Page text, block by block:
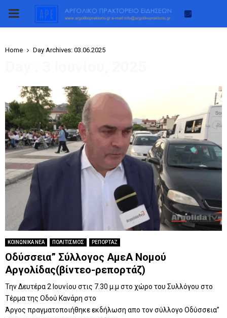
PRIMARY
Home Day Archives: 03.06.2025
ΚΟΙΝΩΝΙΚΑ ΝΕΑ ΠΟΛΙΤΙΣΜΟΣ ΡΕΠΟΡΤΑΖ
Οδύσσεια” Σύλλογος ΑμεΑ Νομού
Αργολίδας(βίντεο-ρεπορτάζ)
Την Δευτέρα 2 Ιουνίου στις 7.30 μ.μ στο χώρο του Συλλόγου στο
Τέρμα της Οδού Κανάρη στο
Άργος πραγματοποιήθηκε εκδήλωση απο τον σύλλογο Οδύσσεια”